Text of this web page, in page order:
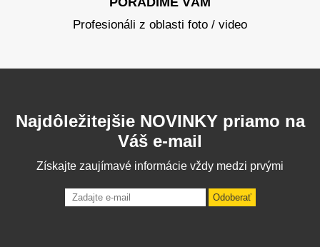
Profesionáli z oblasti foto / video
Najdôležitejšie NOVINKY priamo na
Váš e-mail
Získajte zaujímavé informácie vždy medzi prvými
Odoberať